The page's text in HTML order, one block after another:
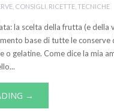
CONSIGLI RICETTE TECNICHE
la scelta della frutta (e della
base di tutte le conserve
o gelatine. Come dice la mia
→